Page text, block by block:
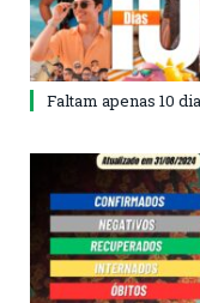
Faltam apenas 10